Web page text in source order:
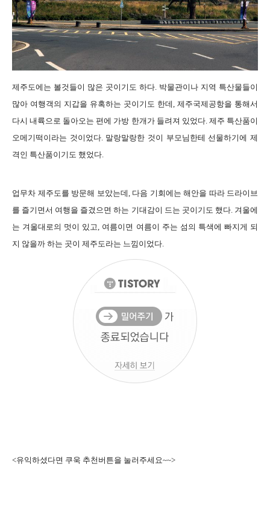
제주도에는 볼것들이 많은 곳이기도 하다. 박물관이나 지역 특산물들이
많아 여행객의 지갑을 유혹하는 곳이기도 한데, 제주국제공항을 통해서
다시 내륙으로 돌아오는 편에 가방 한개가 들려져 있었다. 제주 특산품이
오메기떡이라는 것이었다. 말랑말랑한 것이 부모님한테 선물하기에 제
격인 특산품이기도 했었다.
업무차 제주도를 방문해 보았는데, 다음 기회에는 해안을 따라 드라이브
를 즐기면서 여행을 즐겼으면 하는 기대감이 드는 곳이기도 했다. 겨울에
는 겨울대로의 멋이 있고, 여름이면 여름이 주는 섬의 특색에 빠지게 되
지 않을까 하는 곳이 제주도라는 느낌이었다.
<유익하셨다면 쿠욱 추천버튼을 눌러주세요~~>